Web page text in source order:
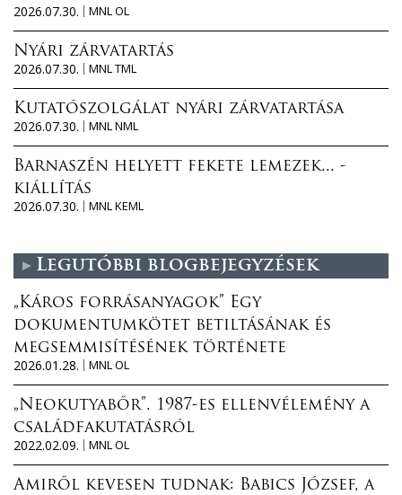
2026.07.30.
MNL OL
Nyári zárvatartás
2026.07.30.
MNL TML
Kutatószolgálat nyári zárvatartása
2026.07.30.
MNL NML
Barnaszén helyett fekete lemezek... -
kiállítás
2026.07.30.
MNL KEML
Legutóbbi blogbejegyzések
„Káros forrásanyagok” Egy
dokumentumkötet betiltásának és
megsemmisítésének története
2026.01.28.
MNL OL
„Neokutyabőr”. 1987-es ellenvélemény a
családfakutatásról
2022.02.09.
MNL OL
Amiről kevesen tudnak: Babics József, a